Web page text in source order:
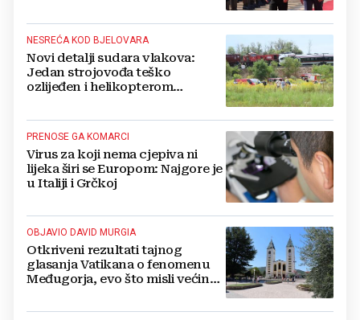
NESREĆA KOD BJELOVARA
Novi detalji sudara vlakova:
Jedan strojovođa teško
ozlijeđen i helikopterom
PRENOSE GA KOMARCI
Virus za koji nema cjepiva ni
lijeka širi se Europom: Najgore je
u Italiji i Grčkoj
OBJAVIO DAVID MURGIA
Otkriveni rezultati tajnog
glasanja Vatikana o fenomenu
Međugorja, evo što misli većina